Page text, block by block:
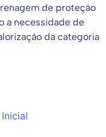
de proteção
a necessidade de
da categoria